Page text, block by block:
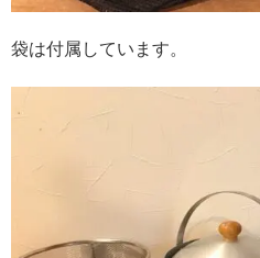
袋は付属しています。